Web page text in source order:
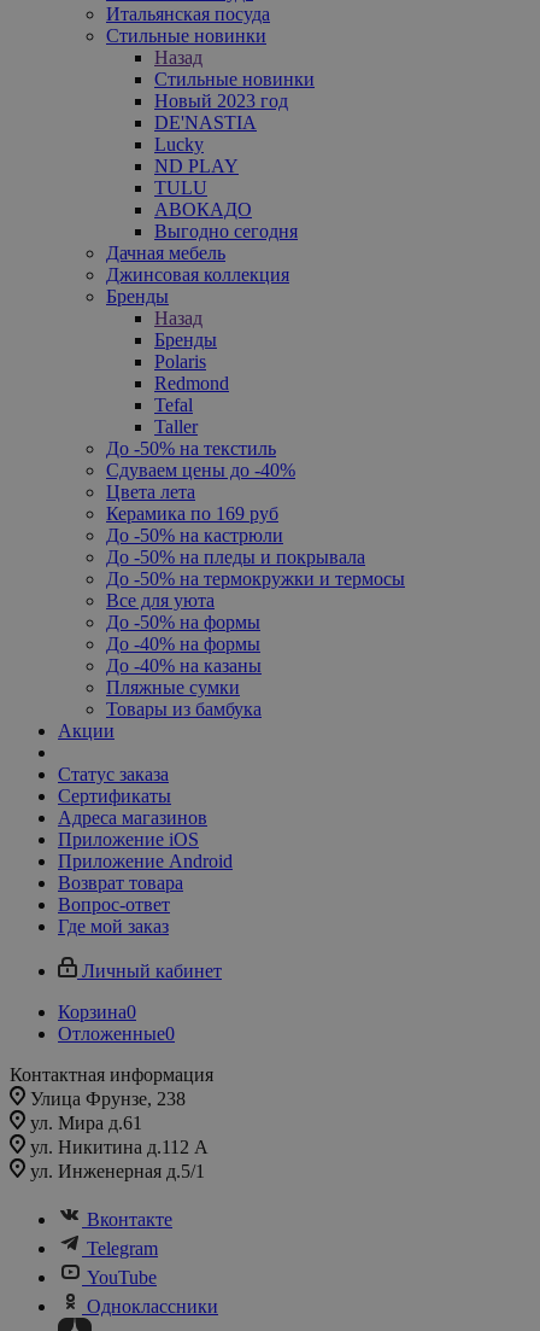
Итальянская посуда
Стильные новинки
Назад
Стильные новинки
Новый 2023 год
DE'NASTIA
Lucky
ND PLAY
TULU
АВОКАДО
Выгодно сегодня
Дачная мебель
Джинсовая коллекция
Бренды
Назад
Бренды
Polaris
Redmond
Tefal
Taller
До -50% на текстиль
Сдуваем цены до -40%
Цвета лета
Керамика по 169 руб
До -50% на кастрюли
До -50% на пледы и покрывала
До -50% на термокружки и термосы
Все для уюта
До -50% на формы
До -40% на формы
До -40% на казаны
Пляжные сумки
Товары из бамбука
Акции
Статус заказа
Сертификаты
Адреса магазинов
Приложение iOS
Приложение Android
Возврат товара
Вопрос-ответ
Где мой заказ
Личный кабинет
Корзина0
Отложенные0
Контактная информация
Улица Фрунзе, 238​
ул. Мира д.61
ул. Никитина д.112 А
ул. Инженерная д.5/1
Вконтакте
Telegram
YouTube
Одноклассники